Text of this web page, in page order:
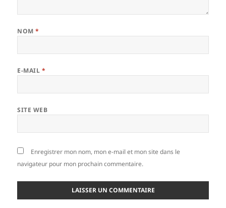
NOM*
E-MAIL *
SITE WEB
Enregistrer mon nom, mon e-mail et mon site dans le
navigateur pour mon prochain commentaire.